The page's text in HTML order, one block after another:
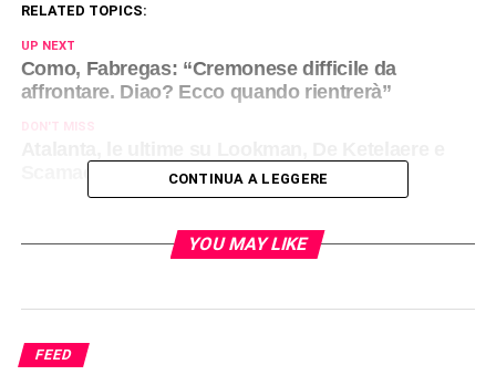
RELATED TOPICS:
UP NEXT
Como, Fabregas: “Cremonese difficile da
affrontare. Diao? Ecco quando rientrerà”
DON'T MISS
Scamacca in vista della Juventus
CONTINUA A LEGGERE
YOU MAY LIKE
FEED